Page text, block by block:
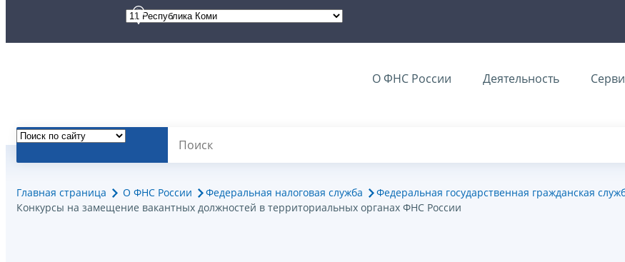
О ФНС России Деятельность
Главная страница О ФНС России Федеральная налоговая служба
Федеральная государственная гражданская
Конкурсы на замещение вакантных должностей в территориальных органах ФНС России